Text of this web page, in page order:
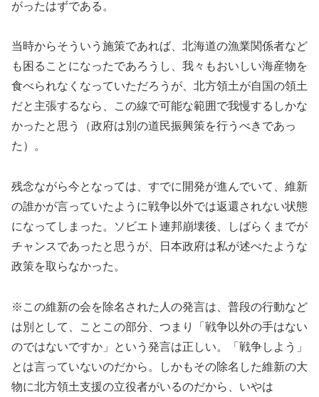
がったはずである。
当時からそういう施策であれば、北海道の漁業関係者など
も困ることになったであろうし、我々もおいしい海産物を
食べられなくなっていただろうが、北方領土が自国の領土
だと主張するなら、この線で可能な範囲で我慢するしかな
かったと思う（政府は別の道民振興策を行うべきであっ
た）。
残念ながら今となっては、すでに開発が進んでいて、維新
の誰かが言っていたように戦争以外では返還されない状態
になってしまった。ソビエト連邦崩壊後、しばらくまでが
チャンスであったと思うが、日本政府は私が述べたような
政策を取らなかった。
※この維新の会を除名された人の発言は、普段の行動など
は別として、ことこの部分、つまり「戦争以外の手はない
のではないですか」という発言は正しい。「戦争しよう」
とは言っていないのだから。しかもその除名した維新の大
物に北方領土支援の立役者がいるのだから、いやは